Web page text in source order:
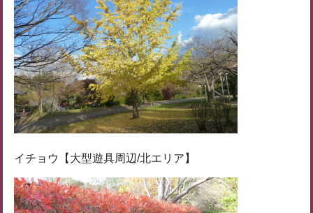
イチョウ【大型遊具周辺/北エリア】